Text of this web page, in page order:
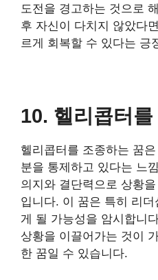
도전을 경고하는 것으로
후 자신이 다치지 않았다
르게 회복할 수 있다는 긍
10. 헬리콥터
헬리콥터를 조종하는 꿈
분을 통제하고 있다는 느
의지와 결단력으로 상황
입니다. 이 꿈은 특히 리
게 될 가능성을 암시합니
상황을 이끌어가는 것이
한 꿈일 수 있습니다.